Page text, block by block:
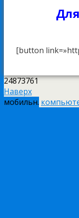
[button
24873761
Наверх
мобильн.